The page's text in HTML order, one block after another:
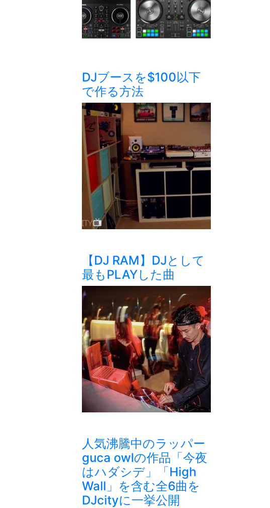
DJブースを$100以下
で作る方法
【DJ RAM】DJとして
最もPLAYした曲
人気沸騰中のラッパー
guca owlの作品「今夜
はハダシデ」「High
Wall」を含む全6曲を
DJcityに一挙公開